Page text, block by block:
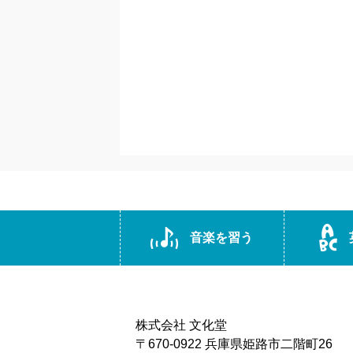
音楽を習う
株式会社 文化堂
〒670-0922 兵庫県姫路市二階町26